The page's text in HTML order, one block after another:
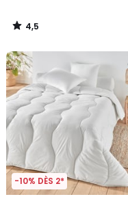
4,5
/
-10% DÈS 2*